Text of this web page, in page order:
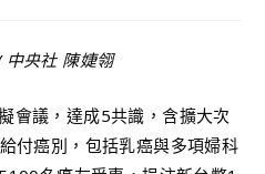
中央社 陳婕翎
會議，達成5共識，含擴大次
付癌別，包括乳癌與多項婦科